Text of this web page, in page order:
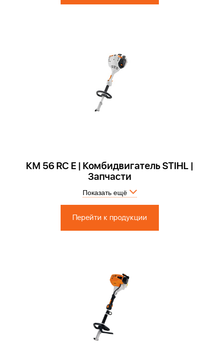
КМ 56 RC E | Комбидвигатель STIHL |
Запчасти
Запчасти по России и СПБ > Официальный сервисный центр
Показать ещё
Перейти к продукции